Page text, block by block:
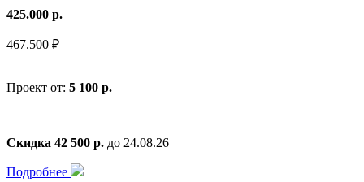
425.000 р.
467.500 ₽
Проект от: 5 100 р.
Скидка 42 500 р. до 24.08.26
Подробнее